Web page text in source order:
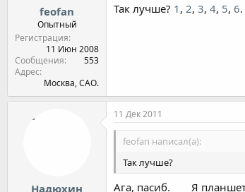
feofan
Опытный
Регистрация
11 Июн 2008
Сообщения
553
Адрес
Москва, САО.
Так лучше? 1 , 2, 3, 4, 5, 6.
Надюхин
11 Дек 2011
feofan написал(а):
Так лучше?
Ага, пасиб. Я